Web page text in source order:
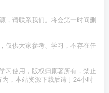
，请联系我们。将会第一时间删
仅供大家参考、学习，不存在任
习使用，版权归原著所有，禁止
，本站资源下载后请于24小时